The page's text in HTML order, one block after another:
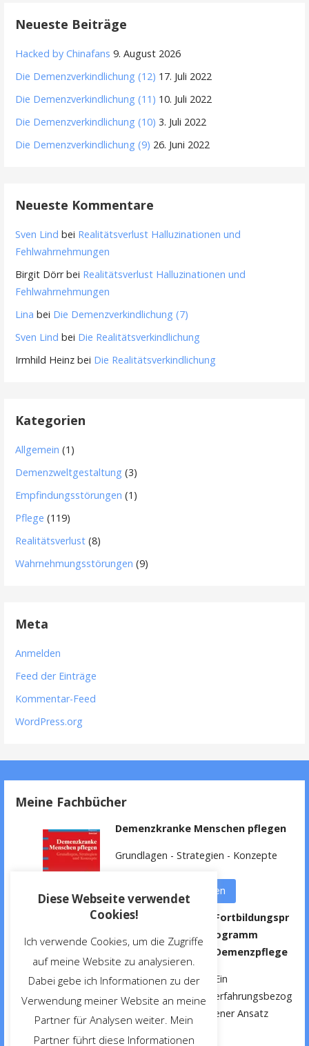
Neueste Beiträge
Hacked by Chinafans 9. August 2026
Die Demenzverkindlichung (12) 17. Juli 2022
Die Demenzverkindlichung (11) 10. Juli 2022
Die Demenzverkindlichung (10) 3. Juli 2022
Die Demenzverkindlichung (9) 26. Juni 2022
Neueste Kommentare
Sven Lind bei Realitätsverlust Halluzinationen und
Fehlwahrnehmungen
Birgit Dörrbei Realitätsverlust Halluzinationen und
Fehlwahrnehmungen
Lina bei Die Demenzverkindlichung (7)
Sven Lind bei Die Realitätsverkindlichung
Irmhild Heinz bei Die Realitätsverkindlichung
Kategorien
Allgemein (1)
Demenzweltgestaltung (3)
Empfindungsstörungen (1)
Pflege (119)
Realitätsverlust (8)
Wahrnehmungsstörungen (9)
Meta
Anmelden
Feed der Einträge
Kommentar-Feed
WordPress.org
Meine Fachbücher
Demenzkranke Menschen pflegen
Grundlagen - Strategien - Konzepte
weitere Informationen
Fortbildungspr
ogramm
Demenzpflege
Ein
erfahrungsbezog
ener Ansatz
Diese Webseite verwendet
Cookies!
Ich verwende Cookies, um die Zugriffe
auf meine Website zu analysieren.
Dabei gebe ich Informationen zu der
Verwendung meiner Website an meine
Partner für Analysen weiter. Mein
Partner führt diese Informationen